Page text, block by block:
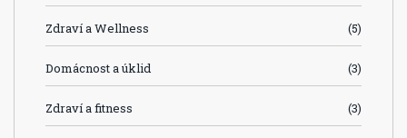
Zdraví a Wellness (5)
Domácnost a úklid (3)
Zdraví a fitness (3)